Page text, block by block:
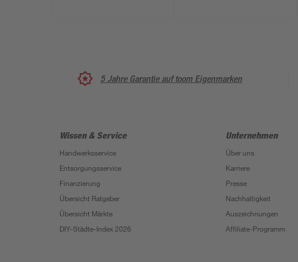
5 Jahre Garantie auf toom Eigenmarken
Wissen & Service
Handwerksservice
Entsorgungsservice
Finanzierung
Übersicht Ratgeber
Übersicht Märkte
DIY-Städte-Index 2026
Unternehmen
Über uns
Karriere
Presse
Nachhaltigkeit
Auszeichnungen
Affiliate-Programm